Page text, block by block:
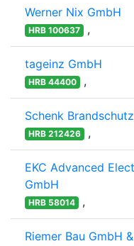
Werner Nix GmbH
HRB 100637 ,
tageinz GmbH
HRB 44400 ,
Schenk
HRB 212426 ,
EKC Advanced
GmbH
HRB 58014 ,
Riemer Bau GmbH